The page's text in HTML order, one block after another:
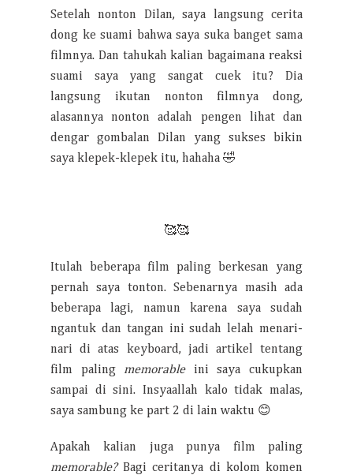
Setelah nonton Dilan, saya langsung cerita
dong ke suami bahwa saya suka banget sama
filmnya. Dan tahukah kalian bagaimana reaksi
suami saya yang sangat cuek itu? Dia
langsung ikutan nonton filmnya dong,
alasannya nonton adalah pengen lihat dan
dengar gombalan Dilan yang sukses bikin
saya klepek-klepek itu, hahaha 🤣
🥰🥰
Itulah beberapa film paling berkesan yang
pernah saya tonton. Sebenarnya masih ada
beberapa lagi, namun karena saya sudah
ngantuk dan tangan ini sudah lelah menari-
nari di atas keyboard, jadi artikel tentang
film paling memorableini saya cukupkan
sampai di sini. Insyaallah kalo tidak malas,
saya sambung ke part 2 di lain waktu 😊
Apakah kalian juga punya film paling
memorable? Bagi ceritanya di kolom komen